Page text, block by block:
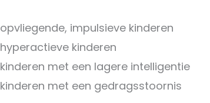
opvliegende, impulsieve kinderen
hyperactieve kinderen
kinderen met een lagere intelligentie
kinderen met een gedragsstoornis